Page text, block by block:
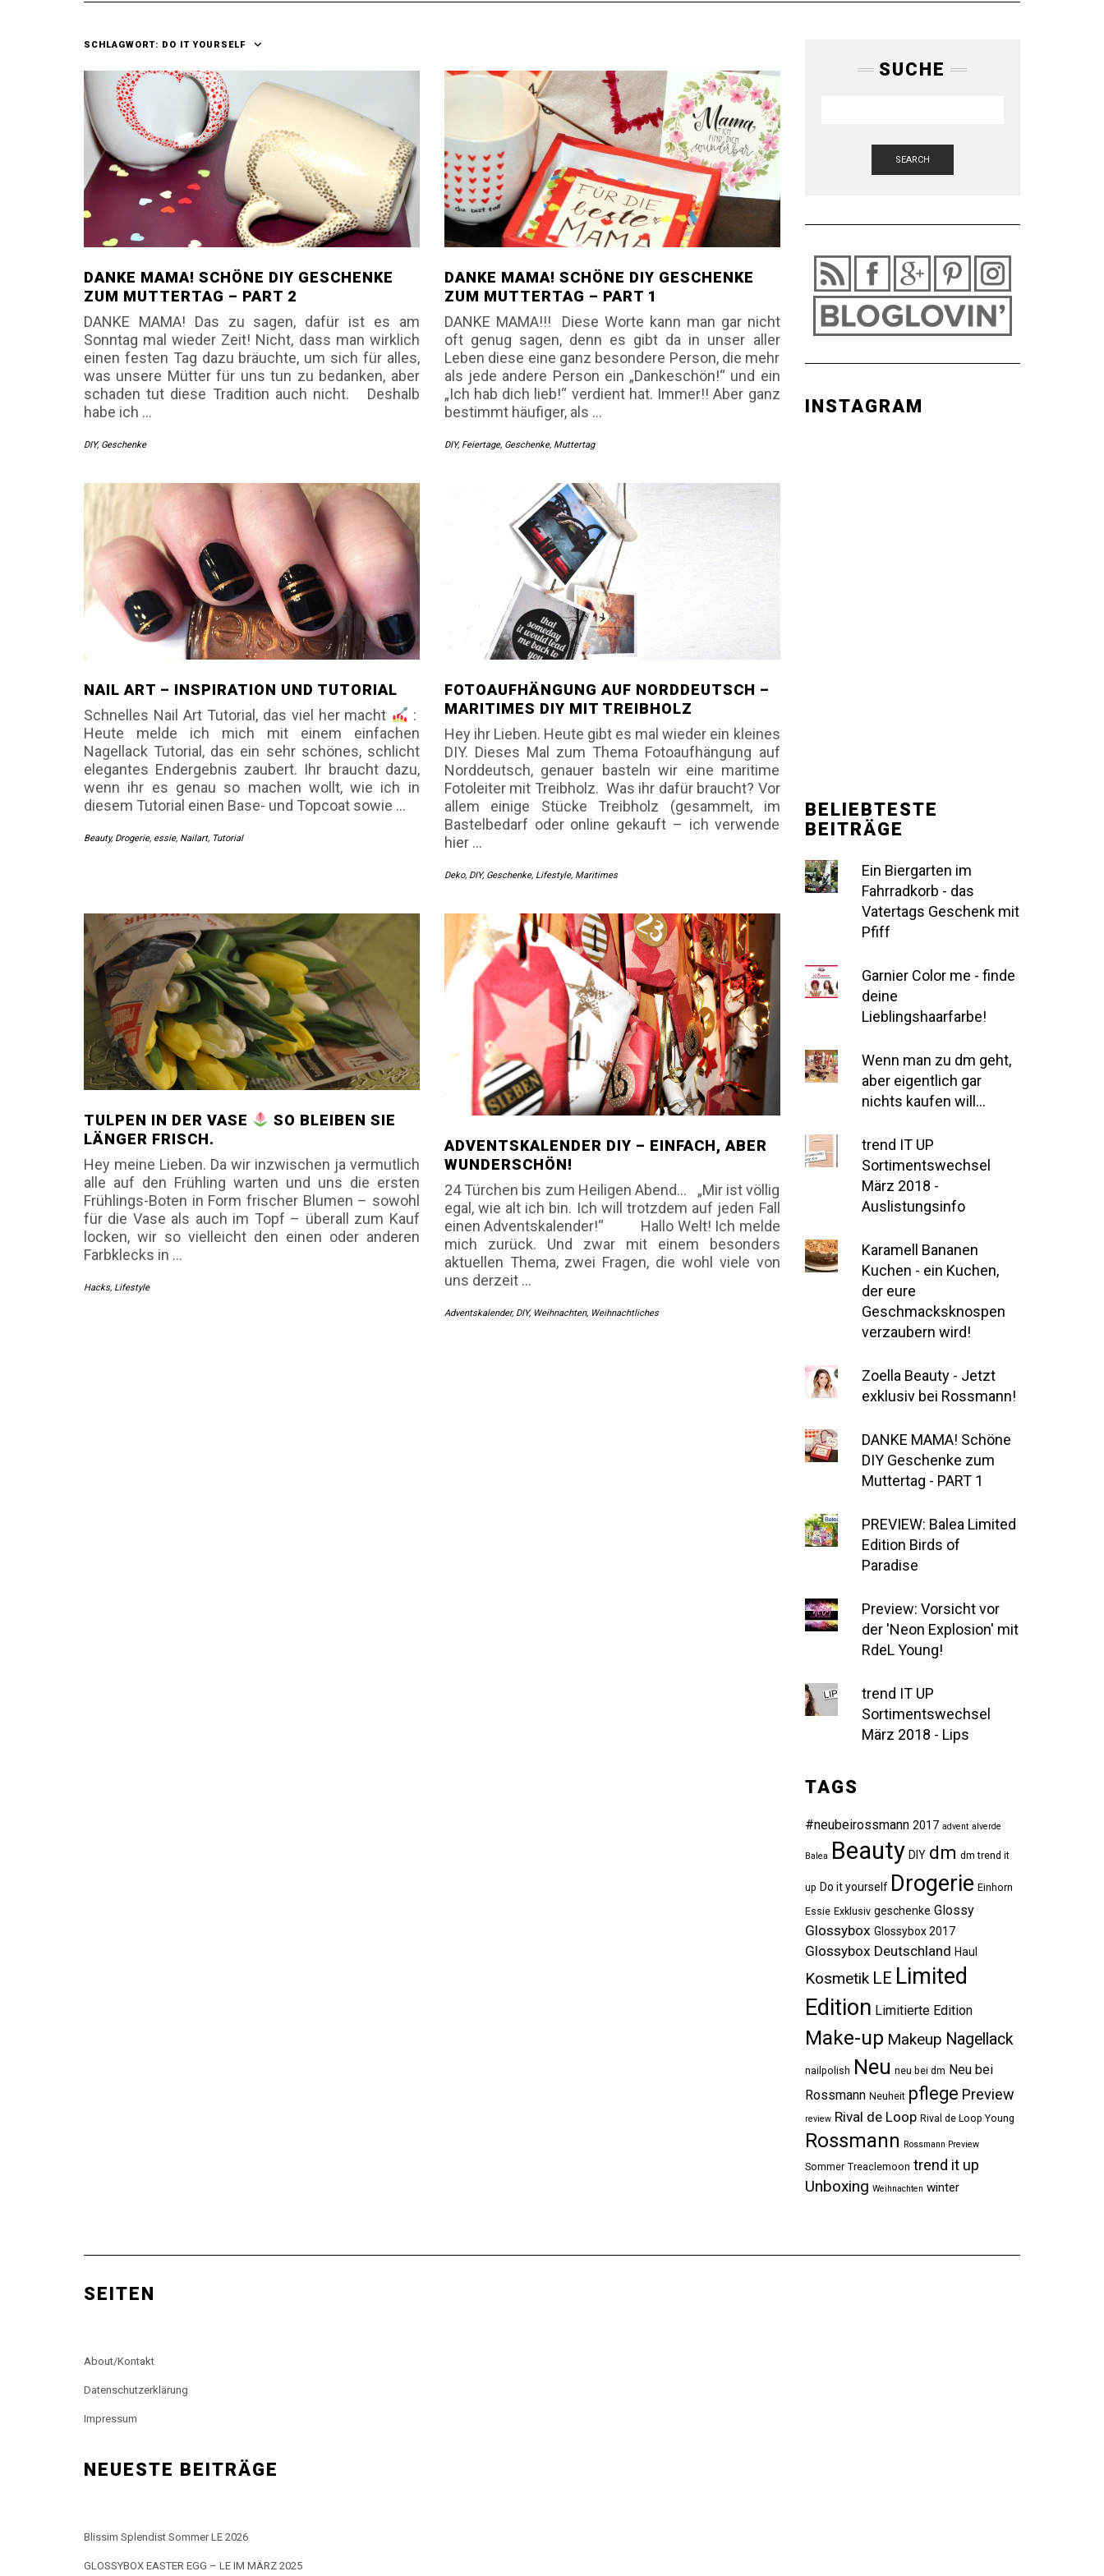
SCHLAGWORT: DO IT YOURSELF
DANKE MAMA! SCHÖNE DIY GESCHENKE
ZUM MUTTERTAG – PART 2
DANKE MAMA! Das zu sagen, dafür ist es am
Sonntag mal wieder Zeit! Nicht, dass man wirklich
einen festen Tag dazu bräuchte, um sich für alles,
was unsere Mütter für uns tun zu bedanken, aber
schaden tut diese Tradition auch nicht. Deshalb
habe ich …
DIY, Geschenke
DANKE MAMA! SCHÖNE DIY GESCHENKE
ZUM MUTTERTAG – PART 1
DANKE MAMA!!! Diese Worte kann man gar nicht
oft genug sagen, denn es gibt da in unser aller
Leben diese eine ganz besondere Person, die mehr
als jede andere Person ein „Dankeschön!“ und ein
„Ich hab dich lieb!“ verdient hat. Immer!! Aber ganz
bestimmt häufiger, als …
DIY, Feiertage, Geschenke, Muttertag
NAIL ART – INSPIRATION UND TUTORIAL
Schnelles Nail Art Tutorial, das viel her macht
:
Heute melde ich mich mit einem einfachen
Nagellack Tutorial, das ein sehr schönes, schlicht
elegantes Endergebnis zaubert. Ihr braucht dazu,
wenn ihr es genau so machen wollt, wie ich in
diesem Tutorial einen Base- und Topcoat sowie …
Beauty, Drogerie, essie, Nailart, Tutorial
FOTOAUFHÄNGUNG AUF NORDDEUTSCH –
MARITIMES DIY MIT TREIBHOLZ
Hey ihr Lieben. Heute gibt es mal wieder ein kleines
DIY. Dieses Mal zum Thema Fotoaufhängung auf
Norddeutsch, genauer basteln wir eine maritime
Fotoleiter mit Treibholz. Was ihr dafür braucht? Vor
allem einige Stücke Treibholz (gesammelt, im
Bastelbedarf oder online gekauft – ich verwende
hier …
Deko, DIY, Geschenke, Lifestyle, Maritimes
TULPEN IN DER VASE
SO BLEIBEN SIE
LÄNGER FRISCH.
Hey meine Lieben. Da wir inzwischen ja vermutlich
alle auf den Frühling warten und uns die ersten
Frühlings-Boten in Form frischer Blumen – sowohl
für die Vase als auch im Topf – überall zum Kauf
locken, wir so vielleicht den einen oder anderen
Farbklecks in …
Hacks, Lifestyle
ADVENTSKALENDER DIY – EINFACH, ABER
WUNDERSCHÖN!
24 Türchen bis zum Heiligen Abend… „Mir ist völlig
egal, wie alt ich bin. Ich will trotzdem auf jeden Fall
einen Adventskalender!“ Hallo Welt! Ich melde
mich zurück. Und zwar mit einem besonders
aktuellen Thema, zwei Fragen, die wohl viele von
uns derzeit …
Adventskalender, DIY, Weihnachten, Weihnachtliches
SUCHE
SEARCH
INSTAGRAM
BELIEBTESTE
BEITRÄGE
Ein Biergarten im
Fahrradkorb - das
Vatertags Geschenk mit
Pfiff
Garnier Color me - finde
deine
Lieblingshaarfarbe!
Wenn man zu dm geht,
aber eigentlich gar
nichts kaufen will...
trend IT UP
Sortimentswechsel
März 2018 -
Auslistungsinfo
Karamell Bananen
Kuchen - ein Kuchen,
der eure
Geschmacksknospen
verzaubern wird!
Zoella Beauty - Jetzt
exklusiv bei Rossmann!
DANKE MAMA! Schöne
DIY Geschenke zum
Muttertag - PART 1
PREVIEW: Balea Limited
Edition Birds of
Paradise
Preview: Vorsicht vor
der 'Neon Explosion' mit
RdeL Young!
trend IT UP
Sortimentswechsel
März 2018 - Lips
TAGS
#neubeirossmann 2017 advent alverde
Balea Beauty DIY dm dm trend it
up Do it yourself Drogerie Einhorn
Essie Exklusiv geschenke Glossy
Glossybox Glossybox 2017
Glossybox Deutschland Haul
Kosmetik LE Limited
Edition Limitierte Edition
Make-up Makeup Nagellack
nailpolish Neu neu bei dm Neu bei
Rossmann Neuheit pflege Preview
review Rival de Loop Rival de Loop Young
Rossmann Rossmann Preview
Sommer Treaclemoon trend it up
Unboxing Weihnachten winter
SEITEN
About/Kontakt
Datenschutzerklärung
Impressum
NEUESTE BEITRÄGE
Blissim Splendist Sommer LE 2026
GLOSSYBOX EASTER EGG – LE IM MÄRZ 2025